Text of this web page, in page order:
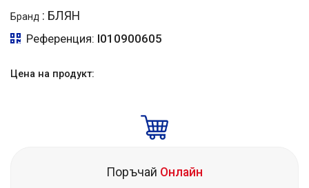
Бранд : БЛЯН
Референция: I010900605
Цена на продукт:
Поръчай Онлайн